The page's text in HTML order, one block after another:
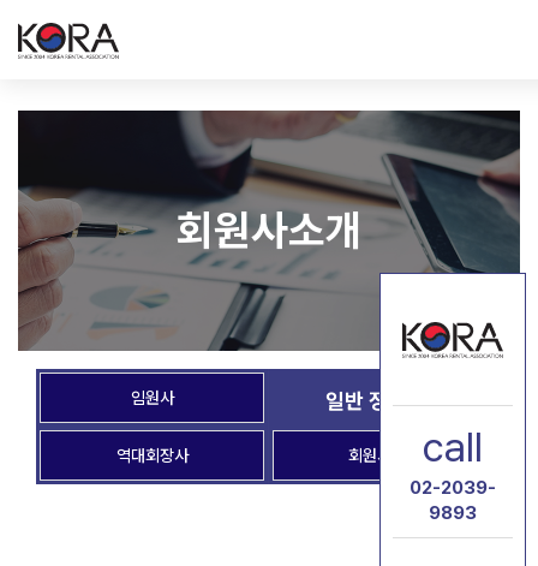
회원사소개
임원사 일반 정회원사
역대회장사 회원사 홍보 call
02-2039-
9893